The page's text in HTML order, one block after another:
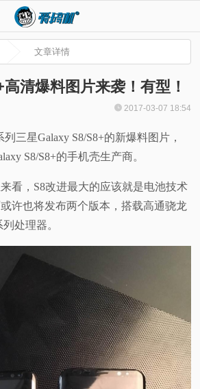
文章详情
清爆料图片来袭！有型！
2017-03-07 18:54
三星Galaxy S8/S8+的新爆料图片，
S8/S8+的手机壳生产商。
看，S8改进最大的应该就是电池技术
许也将发布两个版本，搭载高通骁龙
处理器。